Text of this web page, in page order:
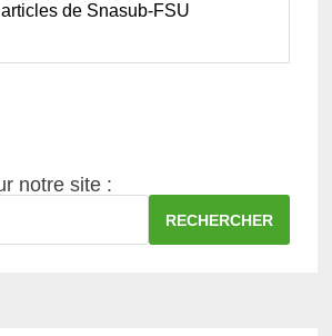
de Snasub-FSU
notre site :
RECHERCHER